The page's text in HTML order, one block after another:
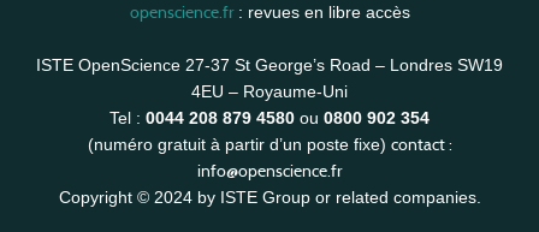
openscience.fr: revues en libre accès
ISTE OpenScience 27-37 St George’s Road – Londres SW19
4EU – Royaume-Uni
Tel : 0044 208 879 4580 ou 0800 902 354
(numéro gratuit à partir d’un poste fixe) contact :
info@openscience.fr
Copyright © 2024 by ISTE Group or related companies.